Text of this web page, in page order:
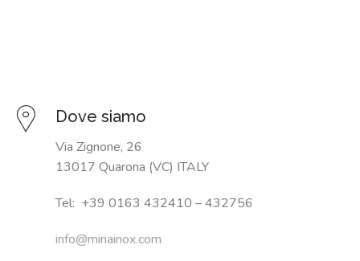
Dove siamo
Via Zignone, 26
13017 Quarona (VC) ITALY
Tel: +39 0163 432410 – 432756
info@minainox.com
CONTATTI
CERCA